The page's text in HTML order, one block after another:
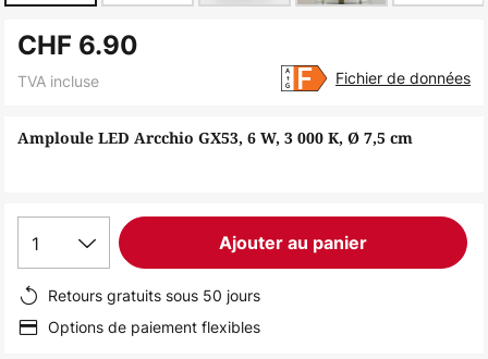
to
the
of
gallery
Amploule LED Arcchio GX53, 6 W, 3 000 K, Ø 7,5 cm
CHF 6.90
TVA incluse Fichier de données
1 Ajouter au panier
Retours gratuits sous 50 jours
Options de paiement flexibles